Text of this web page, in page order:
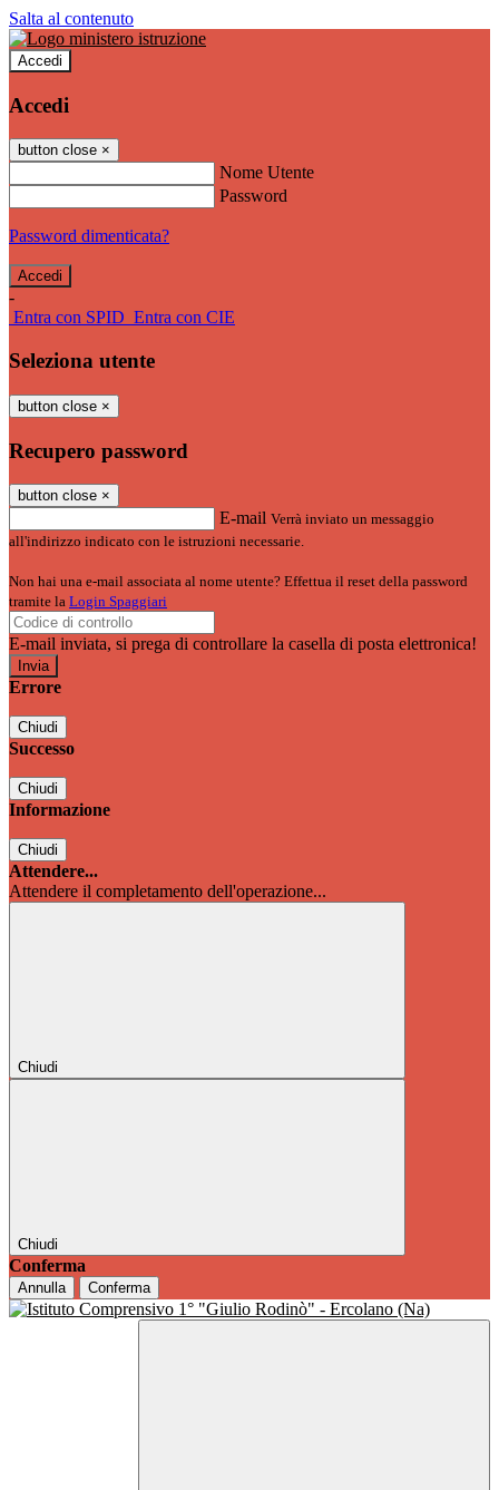
Salta al contenuto
Accedi
Accedi
button close ×
Nome Utente
Password
Password dimenticata?
-
Entra con SPID Entra con CIE
Seleziona utente
button close ×
Recupero password
button close ×
E-mail Verrà inviato un messaggio
all'indirizzo indicato con le istruzioni necessarie.
Non hai una e-mail associata al nome utente? Effettua il reset della password
tramite la Login Spaggiari
E-mail inviata, si prega di controllare la casella di posta elettronica!
Errore
Chiudi
Successo
Chiudi
Informazione
Chiudi
Attendere...
Attendere il completamento dell'operazione...
Chiudi
Chiudi
Conferma
Annulla Conferma